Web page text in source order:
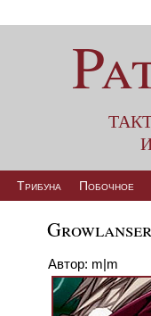
Трибуна Побочное
Growlanser
Автор: m|m